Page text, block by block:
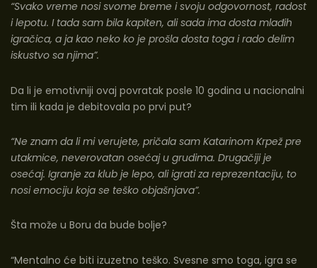
“Svako vreme nosi svome breme i svoju odgovornost, radost
i lepotu. I tada sam bila kapiten, ali sada ima dosta mlađih
igračica, a ja kao neko ko je prošla dosta toga i rado delim
iskustvo sa njima”.
Da li je emotivniji ovaj povratak posle 10 godina u nacionalni
tim ili kada je debitovala po prvi put?
“Ne znam da li mi verujete, pričala sam Katarinom Krpež pre
utakmice, neverovatan osećaj u grudima. Drugačiji je
osećaj. Igranje za klub je lepo, ali igrati za reprezentaciju, to
nosi emociju koja se teško objašnjava”.
Šta može u Boru da bude bolje?
“Mentalno će biti izuzetno teško. Svesne smo toga, igra se